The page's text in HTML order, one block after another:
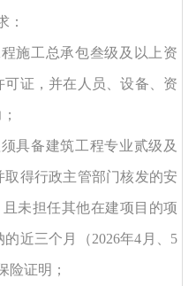
：
施工总承包叁级及以上资
证，并在人员、设备、资
；
具备建筑工程专业贰级及
取得行政主管部门核发的安
未担任其他在建项目的项
的近三个月（2026年4 月、 5
险证明；